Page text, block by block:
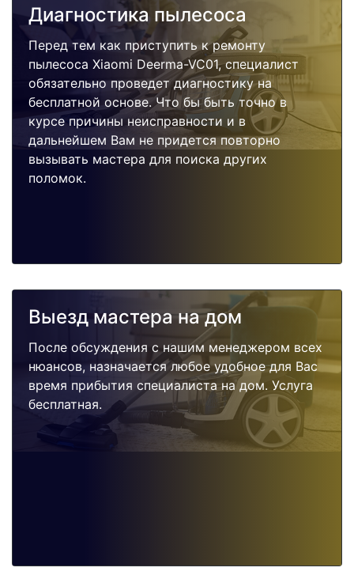
Диагностика пылесоса
Перед тем как приступить к ремонту
пылесоса Xiaomi Deerma-VC01, специалист
обязательно проведет диагностику на
бесплатной основе. Что бы быть точно в
курсе причины неисправности и в
дальнейшем Вам не придется повторно
вызывать мастера для поиска других
поломок.
Выезд мастера на дом
После обсуждения с нашим менеджером всех
нюансов, назначается любое удобное для Вас
время прибытия специалиста на дом. Услуга
бесплатная.